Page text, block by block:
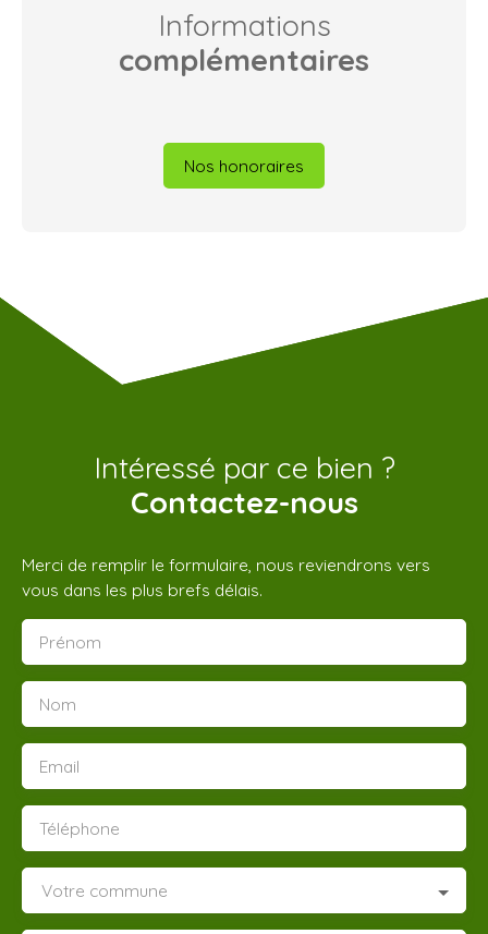
Informations
complémentaires
Nos honoraires
Intéressé par ce bien ?
Contactez-nous
Merci de remplir le formulaire, nous reviendrons vers
vous dans les plus brefs délais.
Prénom
Nom
Email
Téléphone
Votre commune